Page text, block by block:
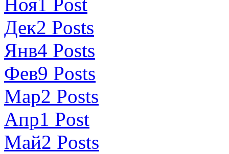
Ноя1 Post
Дек2 Posts
Янв4 Posts
Фев9 Posts
Мар2 Posts
Апр1 Post
Май2 Posts